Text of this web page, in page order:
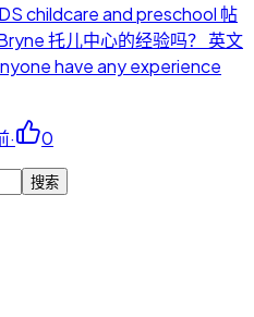
childcare and preschool 帖
托儿中心的经验吗？ 英文
have any experience
· 0
搜索